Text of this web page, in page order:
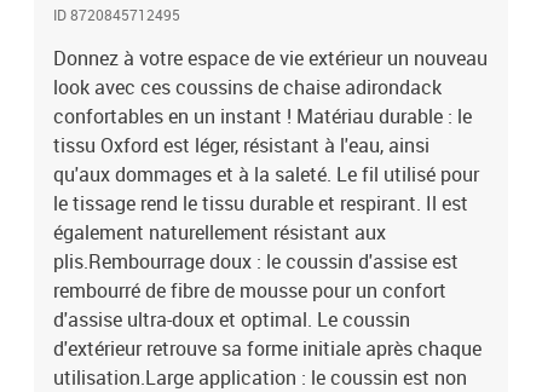
ID 8720845712495
Donnez à votre espace de vie extérieur un nouveau
look avec ces coussins de chaise adirondack
confortables en un instant ! Matériau durable : le
tissu Oxford est léger, résistant à l'eau, ainsi
qu'aux dommages et à la saleté. Le fil utilisé pour
le tissage rend le tissu durable et respirant. Il est
également naturellement résistant aux
plis.Rembourrage doux : le coussin d'assise est
rembourré de fibre de mousse pour un confort
d'assise ultra-doux et optimal. Le coussin
d'extérieur retrouve sa forme initiale après chaque
utilisation.Large application : le coussin est non